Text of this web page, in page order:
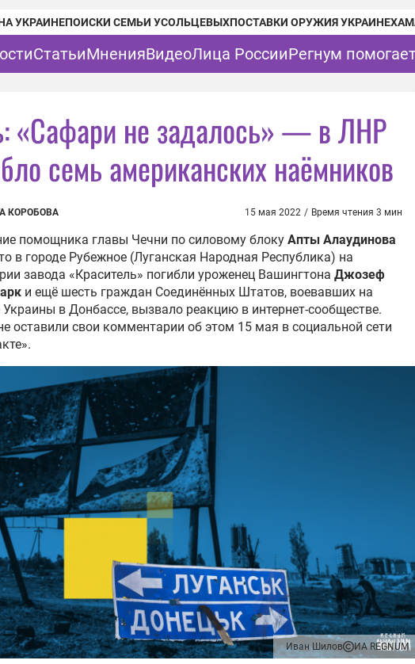
УКРАИНЕПОИСКИ СЕМЬИ УСОЛЬЦЕВЫХПОСТАВКИ ОРУЖИЯ УКРАИНЕ
СтатьиМненияВидеоЛица РоссииРегнум
«Сафари не задалось» — в ЛНР
семь американских наёмников
КОРОБОВА 15 мая 2022 / Время чтения 3 мин
помощника главы Чечни по силовому блоку Апты Алаудинова
в городе Рубежное (Луганская Народная Республика) на
завода «Краситель» погибли уроженец Вашингтона Джозеф
и ещё шесть граждан Соединённых Штатов, воевавших на
Украины в Донбассе, вызвало реакцию в интернет-сообществе.
оставили свои комментарии об этом 15 мая в социальной сети
Иван Шилов ИА REGNUM